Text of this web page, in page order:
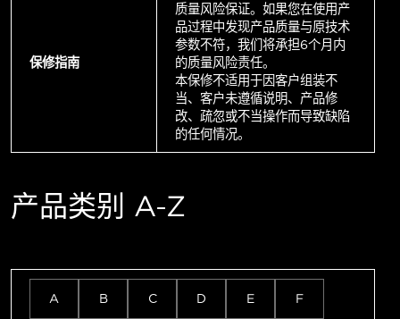
保修指南
质量风险保证。如果您在使用产
品过程中发现产品质量与原技术
参数不符，我们将承担6个月内
的质量风险责任。
本保修不适用于因客户组装不
当、客户未遵循说明、产品修
改、疏忽或不当操作而导致缺陷
的任何情况。
产品类别 A-Z
A B C D E F